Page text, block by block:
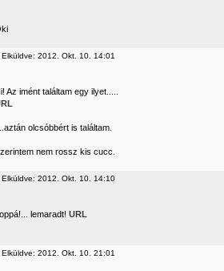
Elküldve: 2012. Okt. 10. 14:01
Az imént találtam egy ilyet.....
....aztán olcsóbbért is találtam.
nem rossz kis cucc.
Elküldve: 2012. Okt. 10. 14:10
lemaradt! URL
Elküldve: 2012. Okt. 10. 21:01